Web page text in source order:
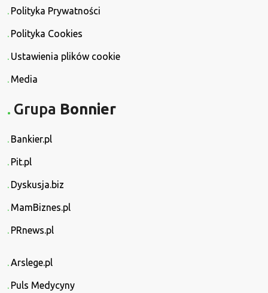
Polityka Prywatności
Polityka Cookies
Ustawienia plików cookie
Media
Grupa Bonnier
Bankier.pl
Pit.pl
Dyskusja.biz
MamBiznes.pl
PRnews.pl
Arslege.pl
Puls Medycyny